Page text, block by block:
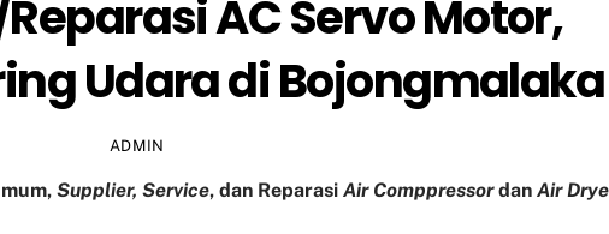
AC Servo Motor,
Udara di Bojongmalaka
ADMIN
Supplier, Service, dan Reparasi Air Comppressordan Air